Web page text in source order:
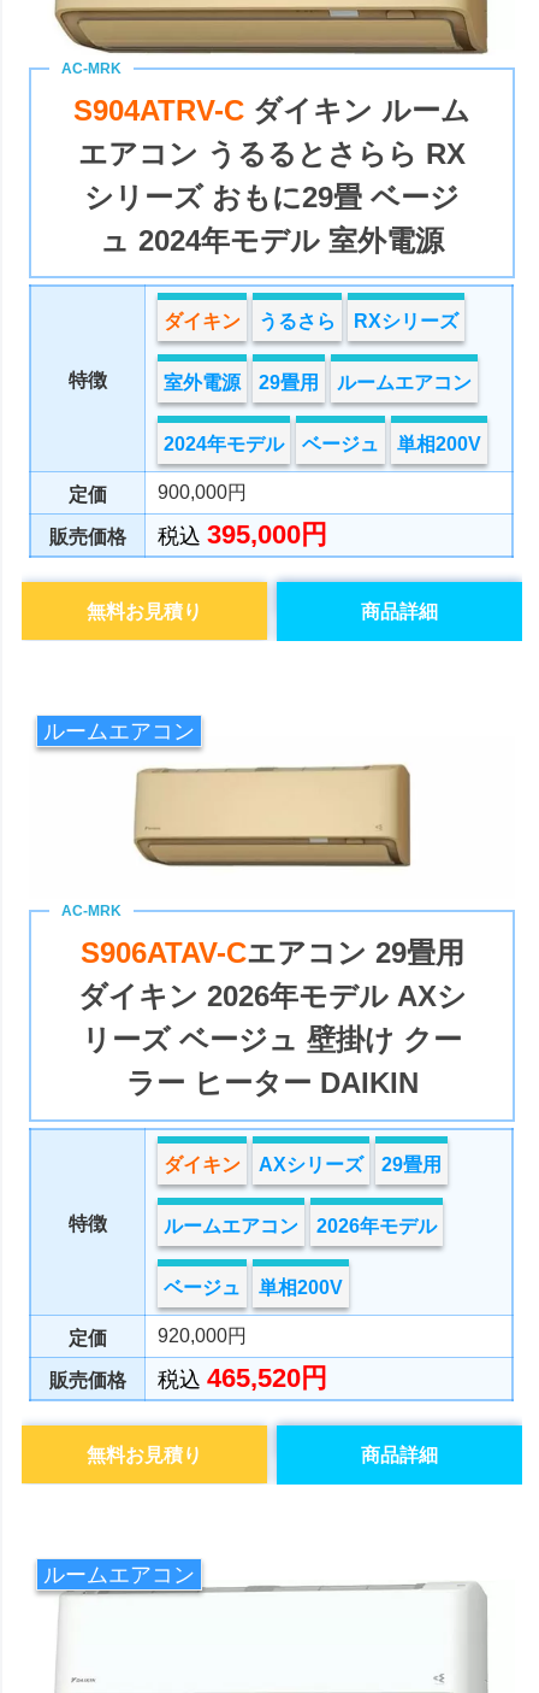
S904ATRV-C ダイキン ルーム
エアコン うるるとさらら RX
シリーズ おもに29畳 ベージ
ュ 2024年モデル 室外電源
特徴
ダイキン うるさら RXシリーズ
室外電源 29畳用 ルームエアコン
2024年モデル ベージュ 単相200V
定価 900,000円
販売価格 税込395,000円
商品詳細
無料お見積り
ルームエアコン
S906ATAV-Cエアコン 29畳用
ダイキン 2026年モデル AXシ
リーズ ベージュ 壁掛け クー
ラー ヒーター DAIKIN
特徴
ダイキン AXシリーズ 29畳用
ルームエアコン 2026年モデル
ベージュ 単相200V
定価 920,000円
販売価格 税込465,520円
商品詳細
無料お見積り
ルームエアコン